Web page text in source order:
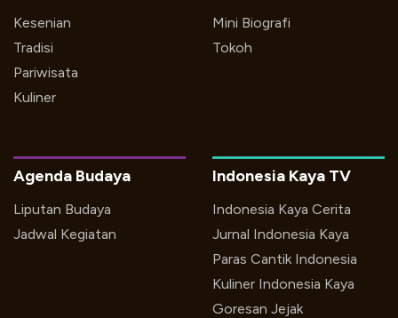
Kesenian
Tradisi
Pariwisata
Kuliner
Mini Biografi
Tokoh
Indonesia Kaya TV
Indonesia Kaya Cerita
Jurnal Indonesia Kaya
Paras Cantik Indonesia
Kuliner Indonesia Kaya
Goresan Jejak
Agenda Budaya
Liputan Budaya
Jadwal Kegiatan